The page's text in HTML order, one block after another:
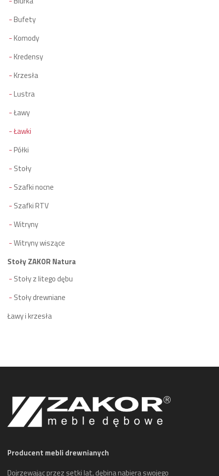
Bufety
Komody
Kredensy
Krzesła
Lustra
Ławy
Ławki
Półki
Stoły
Szafki nocne
Szafki RTV
Witryny
Witryny wiszące
Stoły ZAKOR Natura
Stoły z litego dębu
Stoły drewniane
Ławy i krzesła
Producent mebli drewnianych
Dojrzewając przez setki lat, dębina nabiera swojego